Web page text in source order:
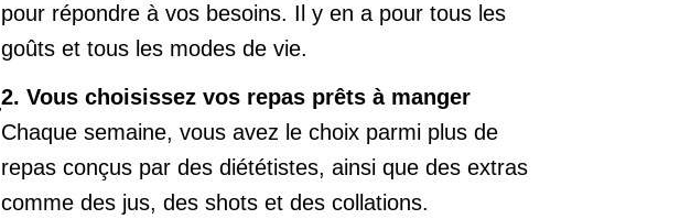
pour répondre à vos besoins. Il y en a pour tous les
goûts et tous les modes de vie.
2. Vous choisissez vos repas prêts à manger
Chaque semaine, vous avez le choix parmi plus de
repas conçus par des diététistes, ainsi que des extras
comme des jus, des shots et des collations.